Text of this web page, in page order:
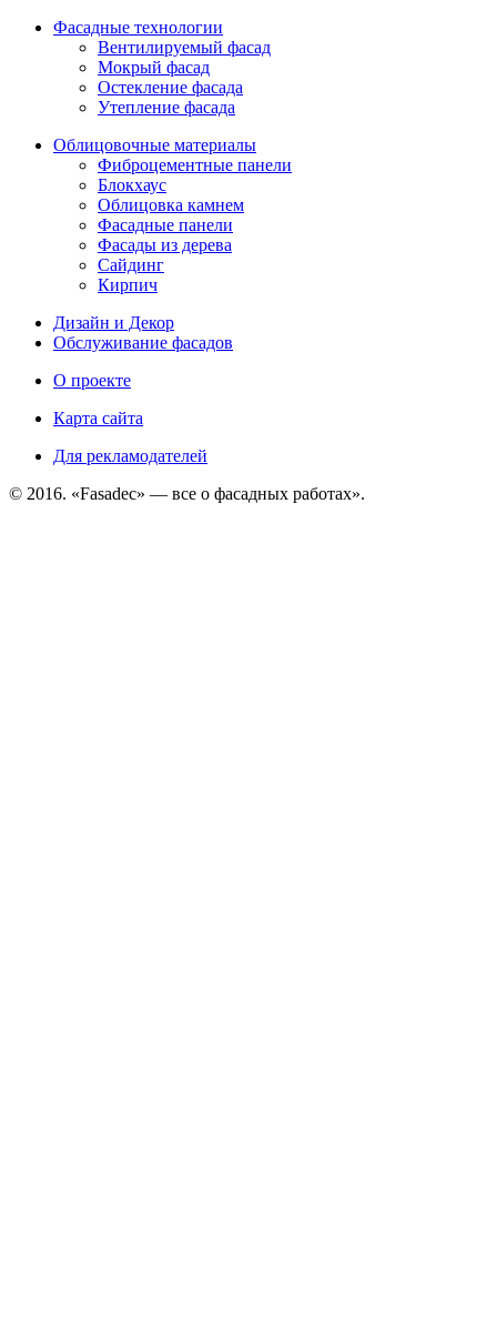
Фасадные технологии
Вентилируемый фасад
Мокрый фасад
Остекление фасада
Утепление фасада
Облицовочные материалы
Фиброцементные панели
Блокхаус
Облицовка камнем
Фасадные панели
Фасады из дерева
Сайдинг
Кирпич
Дизайн и Декор
Обслуживание фасадов
О проекте
Карта сайта
Для рекламодателей
© 2016. «Fasadec» — все о фасадных работах».